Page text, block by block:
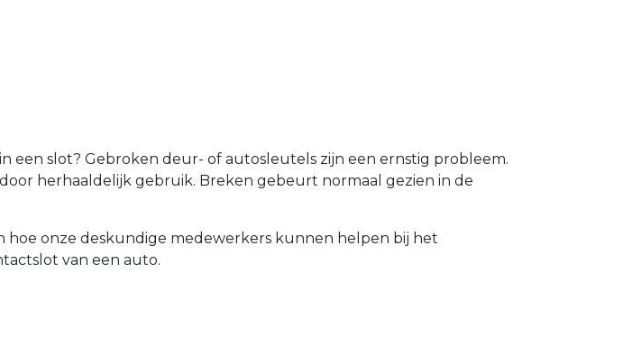
slot? Gebroken deur- of autosleutels zijn een ernstig probleem.
herhaaldelijk gebruik. Breken gebeurt normaal gezien in de
onze deskundige medewerkers kunnen helpen bij het
van een auto.